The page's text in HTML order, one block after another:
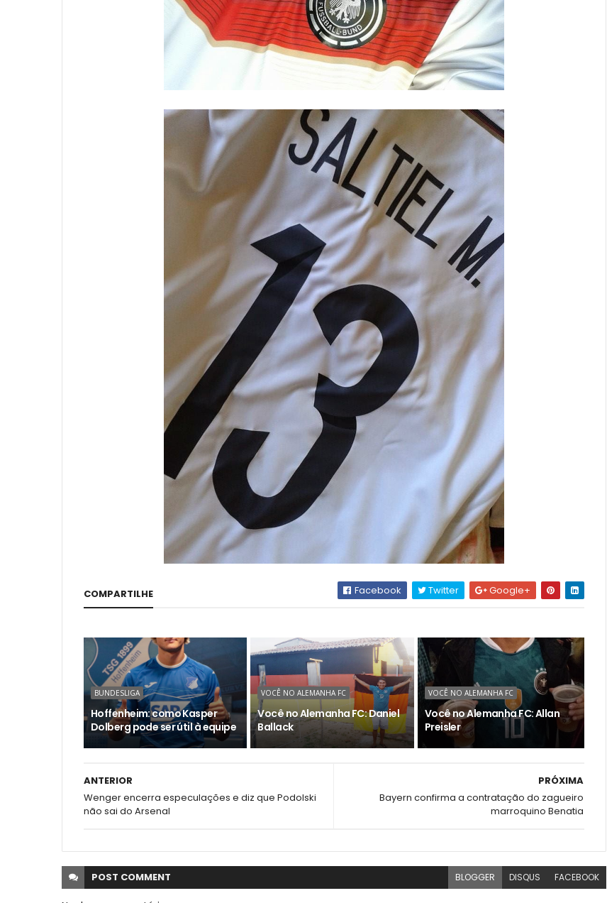
COMPARTILHE Facebook Twitter Google+
BUNDESLIGA
Hoffenheim: como Kasper
Dolberg pode ser útil à equipe
VOCÊ NO ALEMANHA FC
Você no Alemanha FC: Daniel
Ballack
VOCÊ NO ALEMANHA FC
Você no Alemanha FC: Allan
Preisler
PRÓXIMA
Bayern confirma a contratação do zagueiro
marroquino Benatia
ANTERIOR
Wenger encerra especulações e diz que Podolski
não sai do Arsenal
POST COMMENT BLOGGER DISQUS FACEBOOK